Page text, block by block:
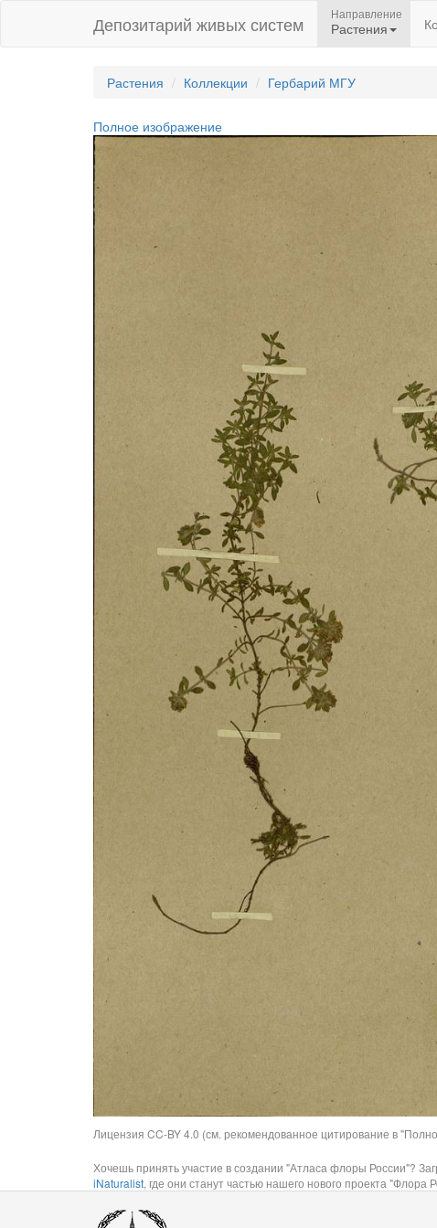
Депозитарий живых систем Направление
Растения
Растения Коллекции Гербарий МГУ
Полное изображение
Лицензия CC-BY 4.0 (см. рекомендованное цитирование в
Хочешь принять участие в создании "Атласа флоры России"?
iNaturalist, где они станут частью нашего нового проекта "Флора